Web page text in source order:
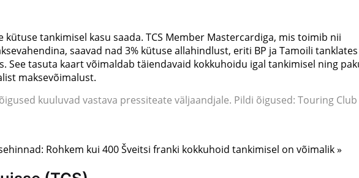
kütuse tankimisel kasu saada. TCS Member Mastercardiga, mis toimib nii
saavad nad 3% kütuse allahindlust, eriti BP ja Tamoili tanklates
See tasuta kaart võimaldab täiendavaid kokkuhoidu igal tankimisel ning
maksevõimalust.
kuuluvad vastava pressiteate väljaandjale. Pildi õigused: Touring Club
Rohkem kui 400 Šveitsi franki kokkuhoid tankimisel on võimalik »